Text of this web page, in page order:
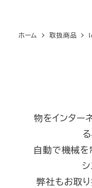
ホーム 取扱商品
物をインター
自動で機械
弊社もお取